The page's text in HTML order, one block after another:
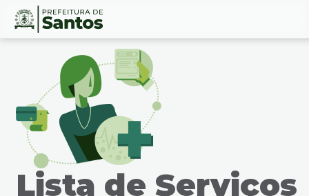
Ir
Conteúdo
Lista de Serviços